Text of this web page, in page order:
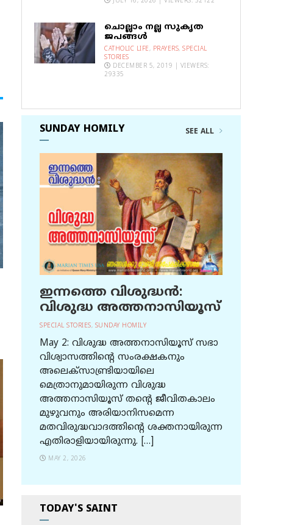
ചൊല്ലാം നല്ല സുകൃത
ജപങ്ങൾ
CATHOLIC LIFE, PRAYERS, SPECIAL
STORIES
DECEMBER 5, 2019 | VIEWERS:
29335
SUNDAY HOMILY SEE ALL
ഇന്നത്തെ വിശുദ്ധന്‍:
വിശുദ്ധ അത്തനാസിയൂസ്
SPECIAL STORIES, SUNDAY HOMILY
May 2: വിശുദ്ധ അത്തനാസിയൂസ് സഭാ
വിശ്വാസത്തിന്റെ സംരക്ഷകനും
അലെക്സാണ്ട്രിയായിലെ
മെത്രാനുമായിരുന്ന വിശുദ്ധ
അത്തനാസിയൂസ് തന്റെ ജീവിതകാലം
മുഴുവനും അരിയാനിസമെന്ന
മതവിരുദ്ധവാദത്തിന്റെ ശക്തനായിരുന്ന
എതിരാളിയായിരുന്നു. […]
MAY 2, 2026
TODAY'S SAINT